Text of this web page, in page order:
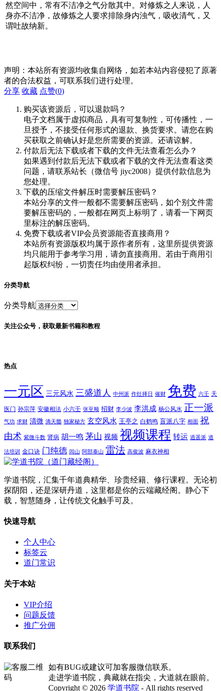
然空间中，常有不洁净之气分散其中。对修炼之人来说，人
身亦不洁净，故修炼之人要求排除身内浊气，吸收清气，又
谓吐故纳新。
声明：本站所有资源均收集自网络，如若本站内容侵犯了原著
者的合法权益，可联系我们进行处理。
分享 收藏 点赞(0)
购买该资源后，可以退款吗？
电子文档属于虚拟商品，具有可复制性，可传播性，一
旦授予，不接受任何形式的退款、换货要求。请您在购
买获取之前确认好是您所需要的资源。还请谅解。
付款后无法下载或者下载的文件无法查看怎么办？
如果遇到付款后无法下载或者下载的文件无法查看这类
问题，请联系站长（微信号 jiyc2008）提供付款信息为
您处理。
下载的压缩文件解压时需要解压密码？
本站分享的文件一般都不需要解压密码，如个别文件需
要解压密码的，一般都在网页上标明了，请看一下网页
里标注的解压密码。
免费下载或者VIP会员资源能否直接商用？
本站所有资源版权均属于原作者所有，这里所提供资源
均只能用于参考学习用，请勿直接商用。若由于商用引
起版权纠纷，一切责任均由使用者承担。
分类导航
分类导航
关注公众号，获取最新书籍和教程
热点
一元区 三元风水 三盛道人 中州派 作灶择日 催财 免费 六壬 天
医门 孙宗萍 安徽相法 小六壬 张至顺 招财 李少波 李洪成 杨公风水 正一派
气功 求财 清微 滴天髓 独家秘方 玄空风水 王亭之 白鹤鸣 盲派八字 相面 祝
由术 紫微斗数 肾病 胡一鸣 茅山 视频 视频课程 转运 逍遥派 道
法培训 金口诀 门纯德 闾山 阿部泰山 雷法 高俊波 麻衣神相
学道书院，汇集千年道典精华、珍贵经籍、修行课程。无论初
探阴阳，还是深研丹道，这里都是你的云端藏经阁。静心下
载，智慧随身，让传统文化触手可及。
快速导航
个人中心
标签云
道门常识
关于本站
VIP介绍
问题反馈
推广分佣
联系我们
如有BUG或建议可加客服微信联系。
走进学道书院，典藏就在指尖，大道就在眼前。
Copyright © 2026 学道书院 - All rights reserved